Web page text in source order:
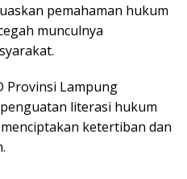
pemahaman hukum
munculnya
Provinsi Lampung
literasi hukum
ketertiban dan